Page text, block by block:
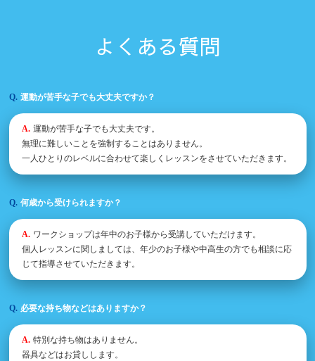
よくある質問
運動が苦手な子でも大丈夫ですか？
運動が苦手な子でも大丈夫です。
無理に難しいことを強制することはありません。
一人ひとりのレベルに合わせて楽しくレッスンをさせていただきます。
何歳から受けられますか？
ワークショップは年中のお子様から受講していただけます。
個人レッスンに関しましては、年少のお子様や中高生の方でも相談に応
じて指導させていただきます。
必要な持ち物などはありますか？
特別な持ち物はありません。
器具などはお貸しします。